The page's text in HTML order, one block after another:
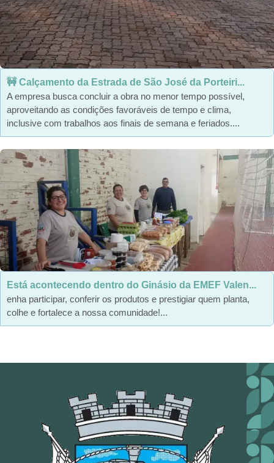
🚧 Calçamento da Estrada de São José da Porteiri...
A empresa busca concluir a obra no menor tempo possível,
aproveitando as condições favoráveis de tempo e clima,
inclusive com trabalhos aos finais de semana e feriados....
Está acontecendo dentro do Ginásio da EMEF Valen...
enha participar, conferir os produtos e prestigiar quem planta,
colhe e fortalece a nossa comunidade!...